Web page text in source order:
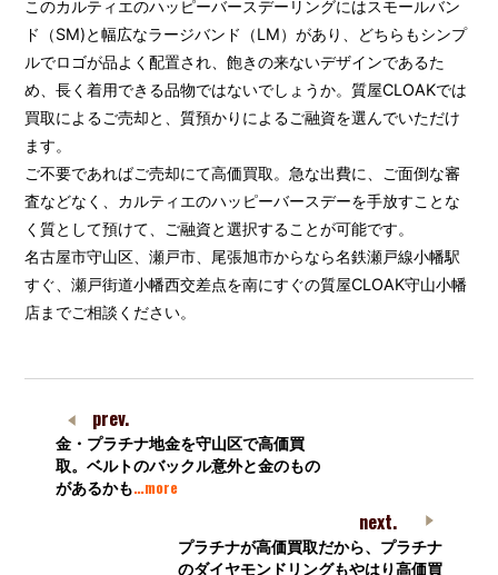
このカルティエのハッピーバースデーリングにはスモールバン
ド（SM)と幅広なラージバンド（LM）があり、どちらもシンプ
ルでロゴが品よく配置され、飽きの来ないデザインであるた
め、長く着用できる品物ではないでしょうか。質屋CLOAKでは
買取によるご売却と、質預かりによるご融資を選んでいただけ
ます。
ご不要であればご売却にて高価買取。急な出費に、ご面倒な審
査などなく、カルティエのハッピーバースデーを手放すことな
く質として預けて、ご融資と選択することが可能です。
名古屋市守山区、瀬戸市、尾張旭市からなら名鉄瀬戸線小幡駅
すぐ、瀬戸街道小幡西交差点を南にすぐの質屋CLOAK守山小幡
店までご相談ください。
prev.
金・プラチナ地金を守山区で高価買
取。ベルトのバックル意外と金のもの
があるかも…more
next.
プラチナが高価買取だから、プラチナ
のダイヤモンドリングもやはり高価買